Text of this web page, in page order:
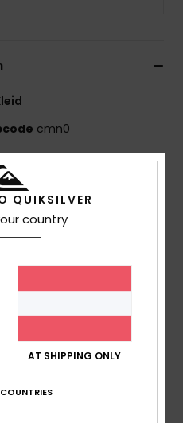
cmn0
Canvas (326 g)
Brust
Label
QUIKSILVER
country
AT SHIPPING ONLY